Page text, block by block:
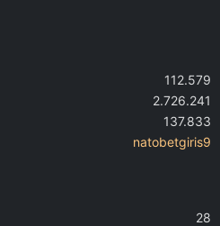
112.579
2.726.241
137.833
natobetgiris9
28